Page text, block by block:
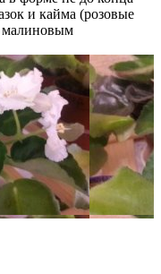
и кайма (розовые
малиновым